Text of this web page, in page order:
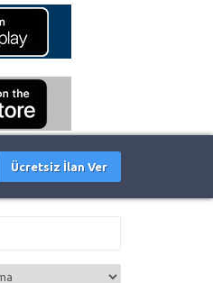
Ücretsiz İlan Ver